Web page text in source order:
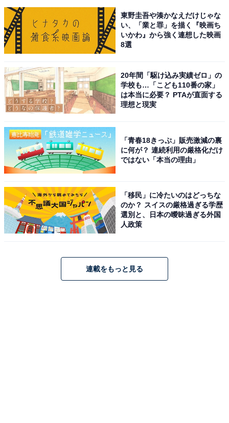
東野圭吾や湊かなえだけじゃな
い、「業と罪」を描く『映画ち
いかわ』から強く連想した映画
8選
20年間「駆け込み実績ゼロ」の
学校も…「こども110番の家」
は本当に必要？ PTAが直面する
理想と現実
「青春18きっぷ」販売激減の裏
に何が？ 連続利用の厳格化だけ
ではない「本当の理由」
「移民」に冷たいのはどっちな
のか？ スイスの厳格過ぎる学歴
選別と、日本の曖昧過ぎる外国
人政策
連載をもっと見る